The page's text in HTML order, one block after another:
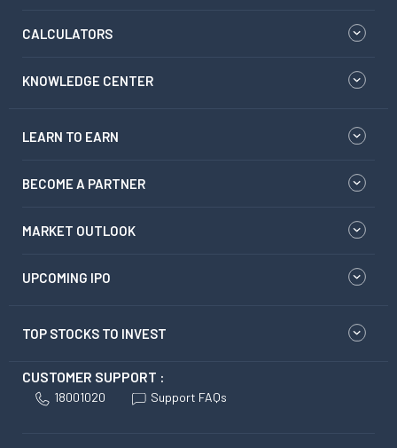
CALCULATORS
KNOWLEDGE CENTER
LEARN TO EARN
BECOME A PARTNER
MARKET OUTLOOK
UPCOMING IPO
TOP STOCKS TO INVEST
CUSTOMER SUPPORT :
18001020 Support FAQs